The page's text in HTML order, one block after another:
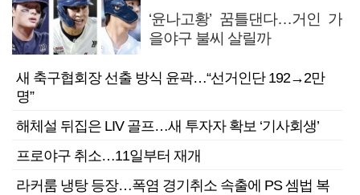
‘윤나고황’ 꿈틀댄다…거인 가
을야구 불씨 살릴까
새 축구협회장 선출 방식 윤곽…“선거인단 192→2만
명”
해체설 뒤집은 LIV 골프…새 투자자 확보 ‘기사회생’
프로야구 취소…11일부터 재개
라커룸 냉탕 등장…폭염 경기취소 속출에 PS 셈법 복